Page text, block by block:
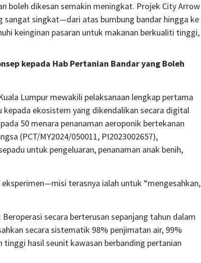
boleh dikesan semakin meningkat. Projek City Arrow
sangat singkat—dari atas bumbung bandar hingga ke
keinginan pasaran untuk makanan berkualiti tinggi,
kepada Hab Pertanian Bandar yang Boleh
Lumpur mewakili pelaksanaan lengkap pertama
ekosistem yang dikendalikan secara digital
50 menara penanaman aeroponik bertekanan
(PCT/MY2024/050011, PI2023002657),
untuk pengeluaran, penanaman anak benih,
terasnya ialah untuk “mengesahkan,
secara berterusan sepanjang tahun dalam
secara sistematik 98% penjimatan air, 99%
tinggi hasil seunit kawasan berbanding pertanian